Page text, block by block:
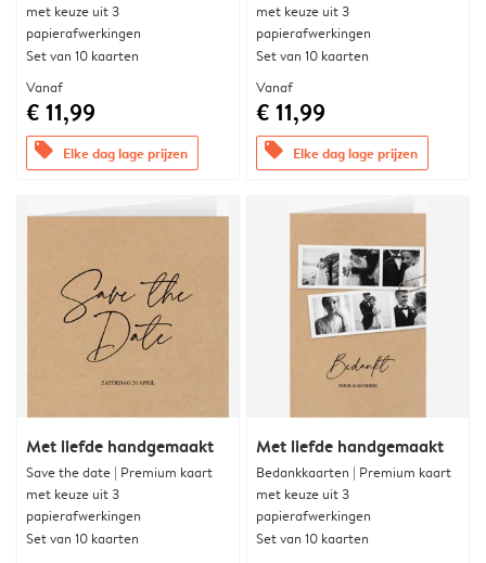
met keuze uit 3
papierafwerkingen
Set van 10 kaarten
Vanaf
€ 11,99
offers Elke dag lage prijzen
met keuze uit 3
papierafwerkingen
Set van 10 kaarten
Vanaf
€ 11,99
offers Elke dag lage prijzen
Met liefde handgemaakt
Save the date | Premium kaart
met keuze uit 3
papierafwerkingen
Set van 10 kaarten
Met liefde handgemaakt
Bedankkaarten | Premium kaart
met keuze uit 3
papierafwerkingen
Set van 10 kaarten